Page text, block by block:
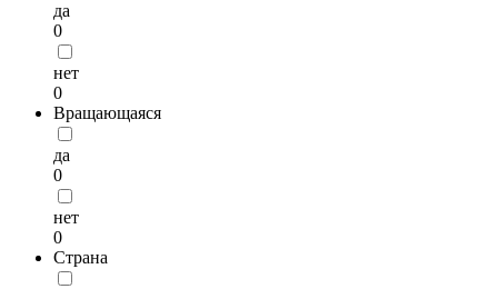
да
0
нет
0
Вращающаяся
да
0
нет
0
Страна